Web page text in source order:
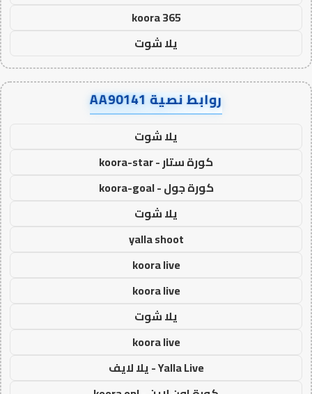
koora 365
يلا شوت
روابط نصية AA90141
يلا شوت
كورة ستار - koora-star
كورة جول - koora-goal
يلا شوت
yalla shoot
koora live
koora live
يلا شوت
koora live
Yalla Live - يلا لايف